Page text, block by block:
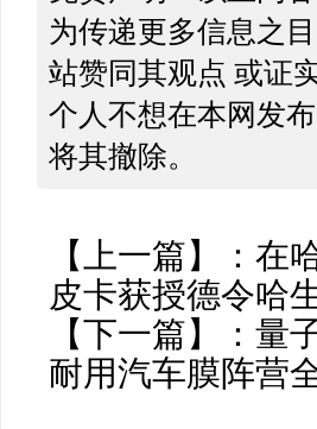
为传递更多信息之
站赞同其观点 或证
个人不想在本网发
将其撤除。
【上一篇】： 在
皮卡获授德令哈
【下一篇】： 量
耐用汽车膜阵营